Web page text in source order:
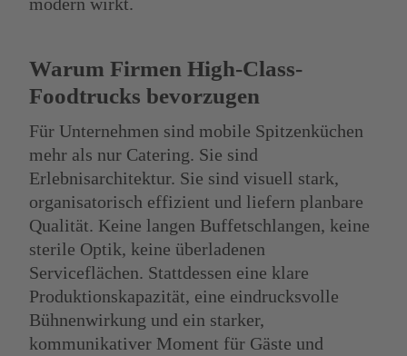
Warum Firmen High-Class-
Foodtrucks bevorzugen
Für Unternehmen sind mobile Spitzenküchen
mehr als nur Catering. Sie sind
Erlebnisarchitektur. Sie sind visuell stark,
organisatorisch effizient und liefern planbare
Qualität. Keine langen Buffetschlangen, keine
sterile Optik, keine überladenen
Serviceflächen. Stattdessen eine klare
Produktionskapazität, eine eindrucksvolle
Bühnenwirkung und ein starker,
kommunikativer Moment für Gäste und